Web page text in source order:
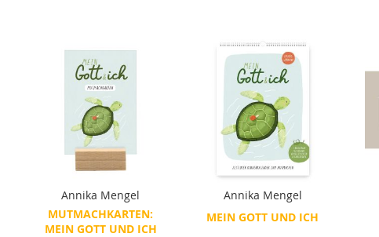
Annika Mengel
MUTMACHKARTEN:
MEIN GOTT UND ICH
Annika Mengel
MEIN GOTT UND ICH